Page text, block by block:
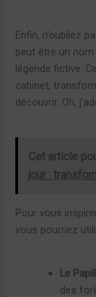
Enfin, n’oubliez
peut être un
légende fictive.
cabinet,
découvrir. Oh,
Cet article
jour :
Pour vous
vous pourriez
Le
des